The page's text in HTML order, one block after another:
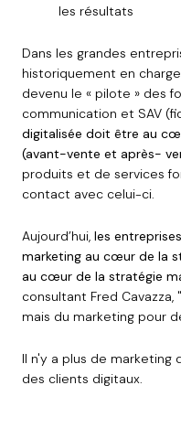
les résultats
Dans les grandes
historiquement en
devenu le « pilote » des
communication et SAV
digitalisée doit être au
(avant-vente et après-
produits et de services
contact avec celui-ci.
Aujourd’hui, les
marketing au cœur de la
au cœur de la stratégie
consultant Fred
mais du marketing pour
Il n'y a plus de marketing
des clients digitaux.